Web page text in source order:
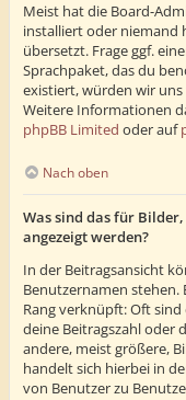
Meist hat die Board-
installiert oder niemand
übersetzt. Frage ggf.
Sprachpaket, das du
existiert, würden wir
Weitere Informationen
phpBB Limited oder auf
Nach oben
Was sind das für
angezeigt werden?
In der Beitragsansicht
Benutzernamen stehen.
Rang verknüpft: Oft
deine Beitragszahl oder
andere, meist größere,
handelt sich hierbei in
von Benutzer zu